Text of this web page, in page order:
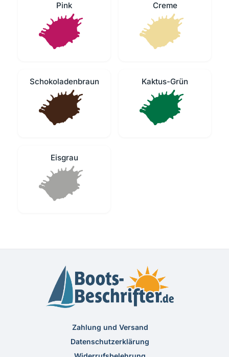
Pink Creme
Schokoladenbraun Kaktus-Grün
Eisgrau
Zahlung und Versand
Datenschutzerklärung